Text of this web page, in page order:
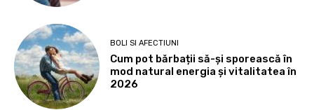
BOLI SI AFECTIUNI
Cum pot bărbații să-și sporească în
mod natural energia și vitalitatea în
2026